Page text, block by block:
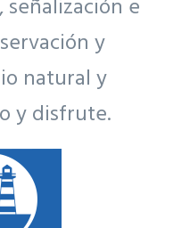
e
y
natural y
y disfrute.